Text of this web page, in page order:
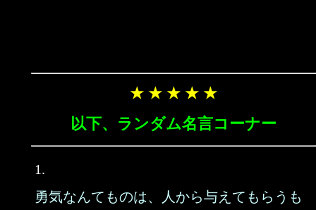
★ ★ ★ ★ ★
以下、ランダム名言コーナー
1.
勇気なんてものは、人から与えてもらうも